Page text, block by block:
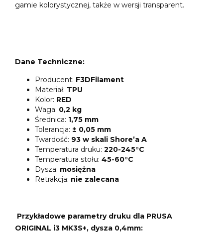
gamie kolorystycznej, także w wersji transparent.
Dane Techniczne:
Producent: F3DFilament
Materiał: TPU
Kolor: RED
Waga: 0,2 kg
Średnica: 1,75 mm
Tolerancja: ± 0,05 mm
Twardość: 93 w skali Shore’a A
Temperatura druku: 220-245°C
Temperatura stołu: 45-60°C
Dysza: mosiężna
Retrakcja: nie zalecana
Przykładowe parametry druku dla PRUSA
ORIGINAL i3 MK3S+, dysza 0,4mm: